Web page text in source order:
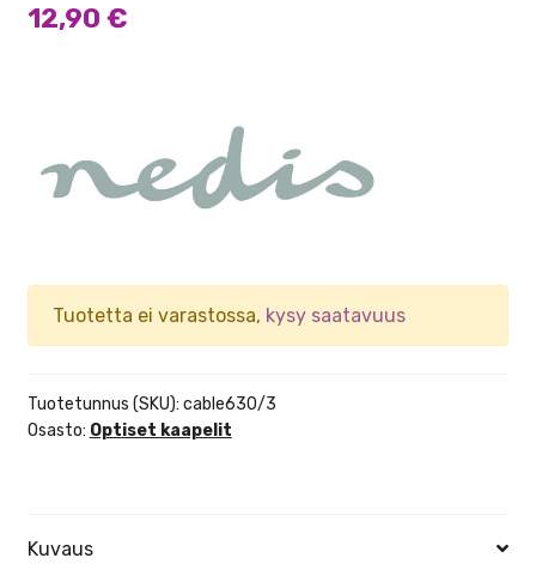
12,90 €
Tuotetta ei varastossa, kysy saatavuus
Tuotetunnus (SKU): cable630/3
Osasto: Optiset kaapelit
Kuvaus